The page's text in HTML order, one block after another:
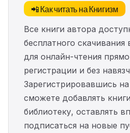
📲 Как читать на Книгизм
Все книги автора
бесплатного
для онлайн-чтения
регистрации и без
Зарегистрировавшись
сможете добавлять
библиотеку, оставлять
подписаться на новые